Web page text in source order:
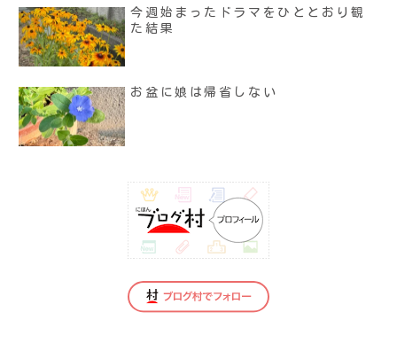
今週始まったドラマをひととおり観
た結果
お盆に娘は帰省しない